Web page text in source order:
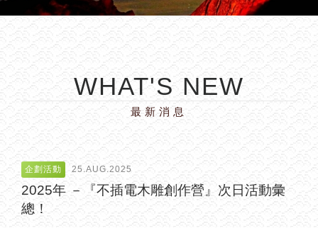
WHAT'S NEW
最新消息
企劃活動 25.AUG.2025
2025年 －『不插電木雕創作營』次日活動彙
總！